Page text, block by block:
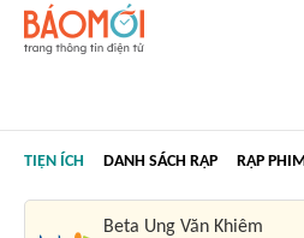
TIỆN ÍCH DANH SÁCH RẠP RẠP
Beta Ung Văn Khiêm